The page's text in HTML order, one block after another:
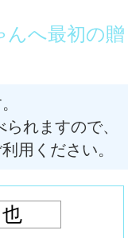
んへ最初の贈
られますので、
用ください。